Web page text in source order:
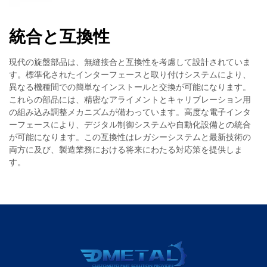
統合と互換性
現代の旋盤部品は、無縫接合と互換性を考慮して設計されていま
す。標準化されたインターフェースと取り付けシステムにより、
異なる機種間での簡単なインストールと交換が可能になります。
これらの部品には、精密なアライメントとキャリブレーション用
の組み込み調整メカニズムが備わっています。高度な電子インタ
ーフェースにより、デジタル制御システムや自動化設備との統合
が可能になります。この互換性はレガシーシステムと最新技術の
両方に及び、製造業務における将来にわたる対応策を提供しま
す。